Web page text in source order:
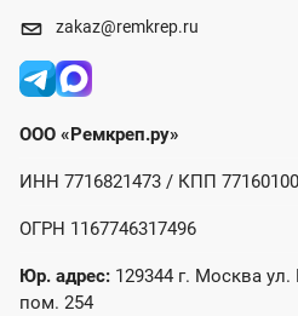
zakaz@remkrep.ru
ООО «Ремкреп.ру»
ИНН 7716821473 / КПП
ОГРН 1167746317496
Юр. адрес: 129344 г. Москва ул.
пом. 254